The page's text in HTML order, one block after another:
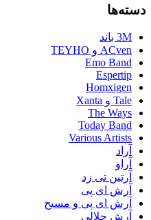
دسته‌ها
3M باند
ACven و TEYHO
Emo Band
Espertip
Homxigen
Tale و Xanta
The Ways
Today Band
Various Artists
آراد
آراو
آرتین تی زد
آرش ای پی
آرش ای پی و مسیح
آرش جلالی